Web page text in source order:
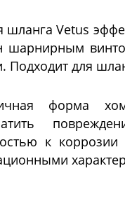
шланга Vetus
шарнирным
Подходит для
форма
к